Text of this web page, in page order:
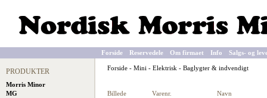
Forside Reservedele Om firmaet Info Salgs- og
PRODUKTER
Morris Minor
MG
Forside - Mini - Elektrisk - Baglygter & indvendigt
Billede Varenr. Navn